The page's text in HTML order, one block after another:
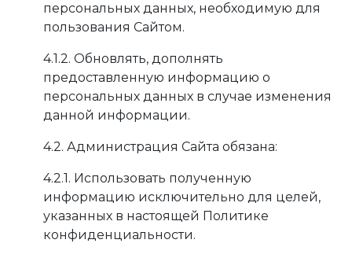
персональных данных, необходимую для
пользования Сайтом.
4.1.2. Обновлять, дополнять
предоставленную информацию о
персональных данных в случае изменения
данной информации.
4.2. Администрация Сайта обязана:
4.2.1. Использовать полученную
информацию исключительно для целей,
указанных в настоящей Политике
конфиденциальности.